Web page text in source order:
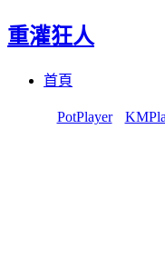
重灌狂人
首頁
PotPlayer